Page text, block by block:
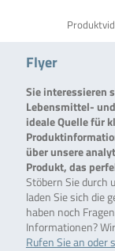
Flyer
Sie interessieren
Lebensmittel-
ideale Quelle für
über unsere
Produkt, das
Stöbern Sie durch
laden Sie sich die
haben noch
Informationen?
Rufen Sie an oder